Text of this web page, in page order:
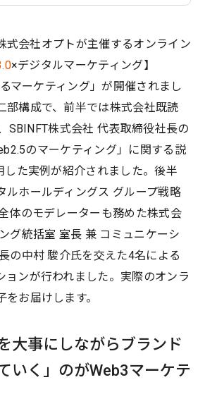
式会社オプトが主催するオンライン
×デジタルマーケティング】
マーケティング」が開催されまし
部構成で、前半では株式会社既読
SBINFT株式会社 代表取締役社長の
のマーケティング」に関する説
した実例が紹介されました。後半
ルホールディングス グループ戦略
体のモデレーターも務めた株式会
グ統括室 室長 兼 コミュニケーシ
の中村 駿介氏を交えた4名による
ョンが行われました。実際のオンラ
お届けします。
大事にしながらブランド
いく」のがWeb3マーケテ